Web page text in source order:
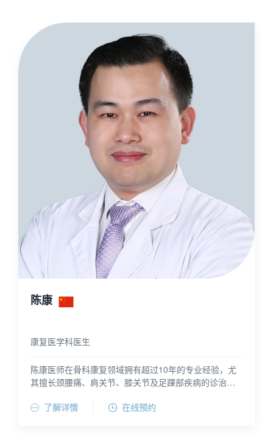
陈康
康复医学科医生
陈康医师在骨科康复领域拥有超过10年的专业经验，尤
其擅长颈腰痛、肩关节、膝关节及足踝部疾病的诊治和
术后的康复评定及治疗，特别是在下肢损伤后的康复方
运动康复认证和功能性贴扎技术认证。目前，陈康医师
了解详情 在线预约